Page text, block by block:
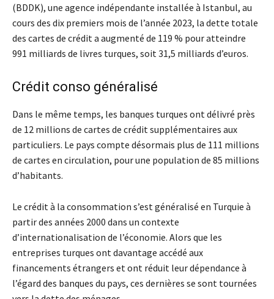
(BDDK), une agence indépendante installée à Istanbul, au
cours des dix premiers mois de l’année 2023, la dette totale
des cartes de crédit a augmenté de 119 % pour atteindre
991 milliards de livres turques, soit 31,5 milliards d’euros.
Crédit conso généralisé
Dans le même temps, les banques turques ont délivré près
de 12 millions de cartes de crédit supplémentaires aux
particuliers. Le pays compte désormais plus de 111 millions
de cartes en circulation, pour une population de 85 millions
d’habitants.
Le crédit à la consommation s’est généralisé en Turquie à
partir des années 2000 dans un contexte
d’internationalisation de l’économie. Alors que les
entreprises turques ont davantage accédé aux
financements étrangers et ont réduit leur dépendance à
l’égard des banques du pays, ces dernières se sont tournées